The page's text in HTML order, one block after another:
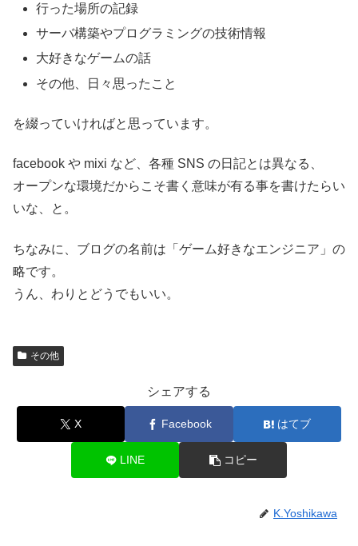
行った場所の記録
サーバ構築やプログラミングの技術情報
大好きなゲームの話
その他、日々思ったこと
を綴っていければと思っています。
facebook や mixi など、各種 SNS の日記とは異なる、
オープンな環境だからこそ書く意味が有る事を書けたらい
いな、と。
ちなみに、ブログの名前は「ゲーム好きなエンジニア」の
略です。
うん、わりとどうでもいい。
その他
シェアする
X Facebook はてブ
LINE コピー
K.Yoshikawa